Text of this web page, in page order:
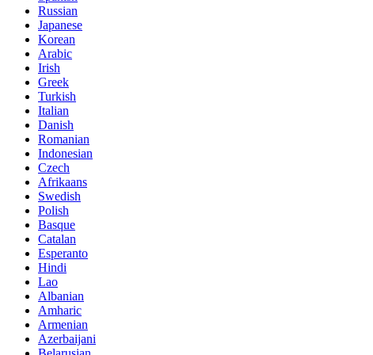
Russian
Japanese
Korean
Arabic
Irish
Greek
Turkish
Italian
Danish
Romanian
Indonesian
Czech
Afrikaans
Swedish
Polish
Basque
Catalan
Esperanto
Hindi
Lao
Albanian
Amharic
Armenian
Azerbaijani